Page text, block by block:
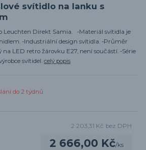
svítidlo na lanku s
Leuchten Direkt Samia. -Materiál svítidla je
-Industriální design svítidla. -Průměr
LED retro žárovku E27, není součástí. -Série
svítidel. celý popis
do 2 týdnů
2 666,00 Kč/ks
2 203,31 Kč bez DPH